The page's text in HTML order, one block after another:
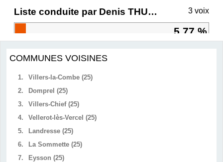
Liste conduite par Denis THURIOT 3 voix
5,77 %
COMMUNES VOISINES
1.
Villers-la-Combe (25)
2.
Domprel (25)
3.
Villers-Chief (25)
4.
Vellerot-lès-Vercel (25)
5.
Landresse (25)
6.
La Sommette (25)
7.
Eysson (25)